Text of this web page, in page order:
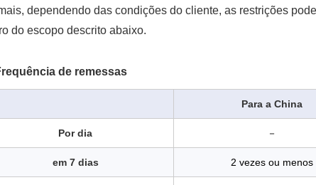
dependendo das condições do cliente, as restrições
do escopo descrito abaixo.
de remessas
Para a China
Por dia －
em 7 dias 2 vezes ou menos